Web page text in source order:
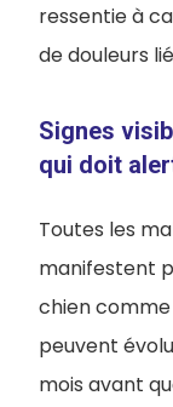
ressentie à
de douleurs
Signes
qui doit
Toutes les
manifestent
chien
peuvent
mois avant